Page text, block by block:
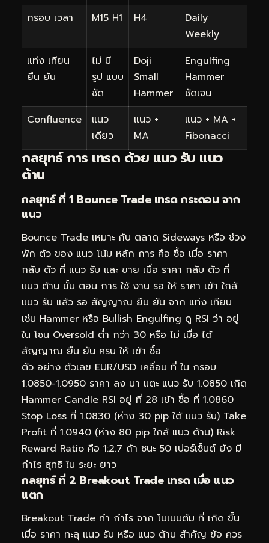
กรอบ เวลา
M15 H1 H4
Daily
Weekly
แท่ง เทียน
ยืน ยัน
ไม่ มี
รูป แบบ
ชัด
Doji
Small
Hammer
Engulfing
Hammer
ชัดเจน
Confluence
แนว
เดียว
แนว +
MA
แนว + MA +
Fibonacci
กลยุทธ์ การ เทรด ด้วย แนว รับ แนว
ต้าน
กลยุทธ์ ที่ 1 Bounce Trade เทรด กระดอน จาก
แนว
Bounce Trade เหมาะ กับ ตลาด Sideways หรือ ช่วง
พัก ตัว ของ แนว โน้ม หลัก การ คือ ซื้อ เมื่อ ราคา
กลับ ตัว ที่ แนว รับ และ ขาย เมื่อ ราคา กลับ ตัว ที่
แนว ต้าน ขั้น ตอน การ ใช้ งาน รอ ให้ ราคา เข้า ใกล้
แนว รับ แล้ว รอ สัญญาณ ยืน ยัน จาก แท่ง เทียน
เช่น Hammer หรือ Bullish Engulfing ดู RSI ว่า อยู่
ใน โซน Oversold ต่ำ กว่า 30 หรือ ไม่ เมื่อ ได้
สัญญาณ ยืน ยัน ครบ ให้ เข้า ซื้อ
ตัว อย่าง ตัวเลข EUR/USD เคลื่อน ที่ ใน กรอบ
1.0850-1.0950 ราคา ลง มา แตะ แนว รับ 1.0850 เกิด
Hammer Candle RSI อยู่ ที่ 28 เข้า ซื้อ ที่ 1.0860
Stop Loss ที่ 1.0830 (ห่าง 30 pip ใต้ แนว รับ) Take
Profit ที่ 1.0940 (ห่าง 80 pip ใกล้ แนว ต้าน) Risk
Reward Ratio คือ 1:2.7 ถ้า ชนะ 50 เปอร์เซ็นต์ ยัง มี
กำไร สุทธิ ใน ระยะ ยาว
กลยุทธ์ ที่ 2 Breakout Trade เทรด เมื่อ แนว
แตก
Breakout Trade ทำ กำไร จาก โมเมนตัม ที่ เกิด ขึ้น
เมื่อ ราคา ทะลุ แนว รับ หรือ แนว ต้าน สำคัญ ข้อ ควร